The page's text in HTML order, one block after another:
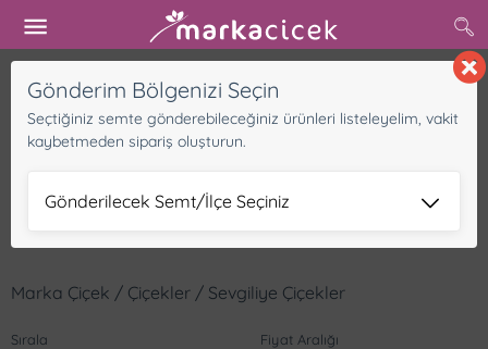
Buradan başlayın
Gönderim Bölgenizi Seçin
Seçtiğiniz semte gönderebileceğiniz ürünleri listeleyelim, vakit
kaybetmeden sipariş oluşturun.
Gönderilecek Semt/İlçe Seçiniz
Marka Çiçek / Çiçekler / Sevgiliye Çiçekler
Sırala Fiyat Aralığı